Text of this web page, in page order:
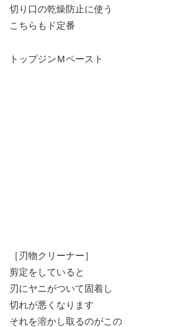
切り口の乾燥防止に使う
こちらもド定番
トップジンＭペースト
［刃物クリーナー］
剪定をしていると
刃にヤニがついて固着し
切れが悪くなります
それを溶かし取るのがこの